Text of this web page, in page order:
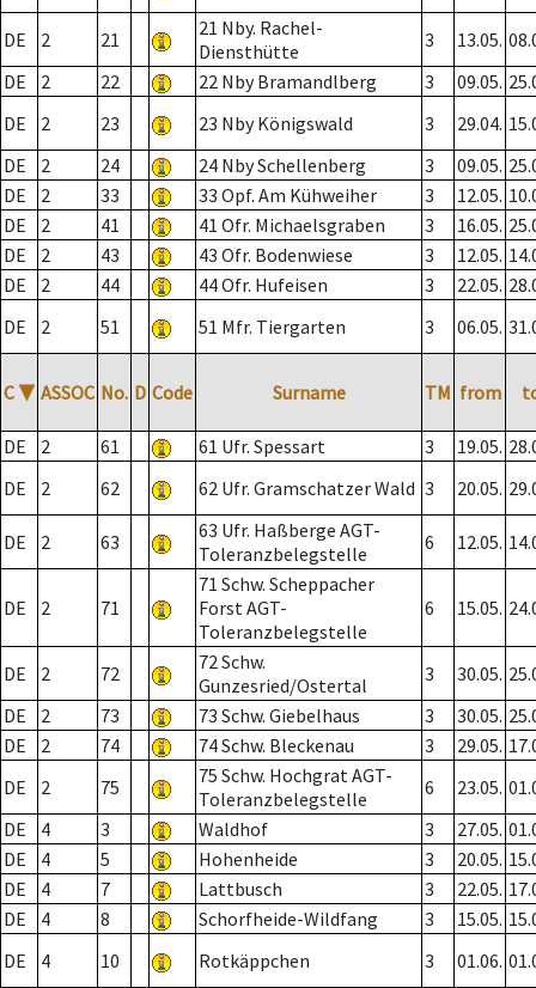
DE 2 21
21 Nby. Rachel-
Diensthütte
3 13.05.
DE
2 22 22 Nby Bramandlberg 3 09.05.
DE
2 23 23 Nby Königswald 3 29.04.
DE
2 24 24 Nby Schellenberg 3 09.05.
DE
2 33 33 Opf. Am Kühweiher 3 12.05.
DE
2 41 41 Ofr. Michaelsgraben 3 16.05.
DE
2 43 43 Ofr. Bodenwiese 3 12.05.
DE
2 44 44 Ofr. Hufeisen 3 22.05.
DE
2 51 51 Mfr. Tiergarten 3 06.05.
C ▼ ASSOC No. D Code Surname TM from
DE 2 61 61 Ufr. Spessart 3 19.05.
DE
2 62 62 Ufr. Gramschatzer Wald 3 20.05.
DE 2 63
63 Ufr. Haßberge AGT-
Toleranzbelegstelle
6 12.05.
DE 2 71
71 Schw. Scheppacher
Forst AGT-
Toleranzbelegstelle
6 15.05.
DE 2 72
72 Schw.
Gunzesried/Ostertal
3 30.05.
DE
2 73 73 Schw. Giebelhaus 3 30.05.
DE
2 74 74 Schw. Bleckenau 3 29.05.
DE
2 75
75 Schw. Hochgrat AGT-
Toleranzbelegstelle
6 23.05.
DE
4 3 Waldhof 3 27.05.
DE
4 5 Hohenheide 3 20.05.
DE
4 7 Lattbusch 3 22.05.
DE
4 8 Schorfheide-Wildfang 3 15.05.
DE
4 10 Rotkäppchen 3 01.06.